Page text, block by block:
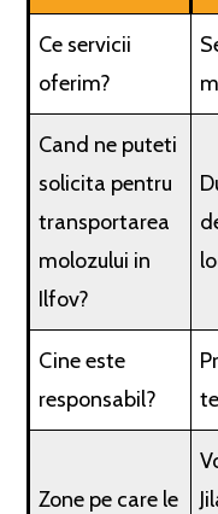
Ce servicii
oferim?
Cand ne puteti
solicita pentru
transportarea
molozului in
Ilfov?
Cine este
responsabil?
Zone pe care le